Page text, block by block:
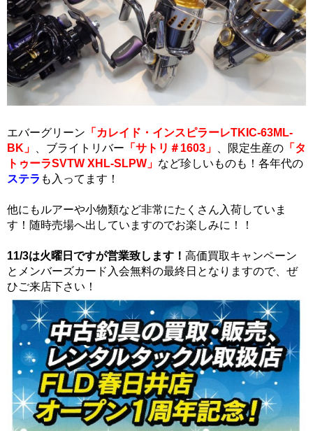
エバーグリーン 「カレイド・インスピラーレTKIC-63ML-
BK」
、ブライトリバー 「サトリ＃1603」 、限定生産の 「タ
トゥーラSVTW XHL-SLPW」 など珍しいものも！各年代の
ステラ も入ってます！
他にもルアーや小物類など非常にたくさん入荷していま
す！随時売場へ出していますのでお楽しみに！！
11/3は火曜日ですが営業致します！ 高価買取キャンペーン
とメンバーズカード入会無料の最終日となりますので、ぜ
ひご来店下さい！